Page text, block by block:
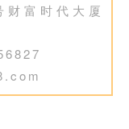
富时代大厦